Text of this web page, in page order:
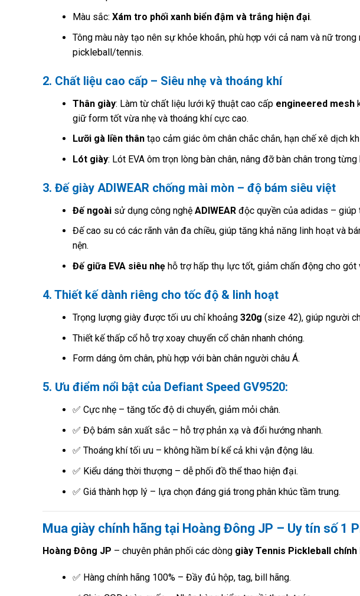
Màu sắc: Xám tro phối xanh biển đậm và trắng hiện đại.
Tông màu này tạo nên sự khỏe khoắn, phù hợp với cả nam và nữ
pickleball/tennis.
2. Chất liệu cao cấp – Siêu nhẹ và thoáng khí
Thân giày: Làm từ chất liệu lưới kỹ thuật cao cấp engineered mesh
giữ form tốt vừa nhẹ và thoáng khí cực cao.
Lưỡi gà liền thântạo cảm giác ôm chân chắc chắn, hạn chế xê dịch
Lót giày: Lót EVA ôm trọn lòng bàn chân, nâng đỡ bàn chân trong
3. Đế giày ADIWEAR chống mài mòn – độ bám siêu việt
Đế ngoàisử dụng công nghệ ADIWEARđộc quyền của adidas – giúp
Đế cao su có các rãnh vân đa chiều, giúp tăng khả năng linh hoạt và
nện.
Đế giữa EVA siêu nhẹhỗ trợ hấp thụ lực tốt, giảm chấn động cho gót
4. Thiết kế dành riêng cho tốc độ & linh hoạt
Trọng lượng giày được tối ưu chỉ khoảng 320g (size 42), giúp người
Thiết kế thấp cổ hỗ trợ xoay chuyển cổ chân nhanh chóng.
Form dáng ôm chân, phù hợp với bàn chân người châu Á.
5. Ưu điểm nổi bật của Defiant Speed GV9520:
✅ Cực nhẹ – tăng tốc độ di chuyển, giảm mỏi chân.
✅ Độ bám sân xuất sắc – hỗ trợ phản xạ và đổi hướng nhanh.
✅ Thoáng khí tối ưu – không hầm bí kể cả khi vận động lâu.
✅ Kiểu dáng thời thượng – dễ phối đồ thể thao hiện đại.
✅ Giá thành hợp lý – lựa chọn đáng giá trong phân khúc tầm trung.
Mua giày chính hãng tại Hoàng Đông JP – Uy tín số 1
Hoàng Đông JP – chuyên phân phối các dòng giày Tennis Pickleball
✅ Hàng chính hãng 100% – Đầy đủ hộp, tag, bill hãng.